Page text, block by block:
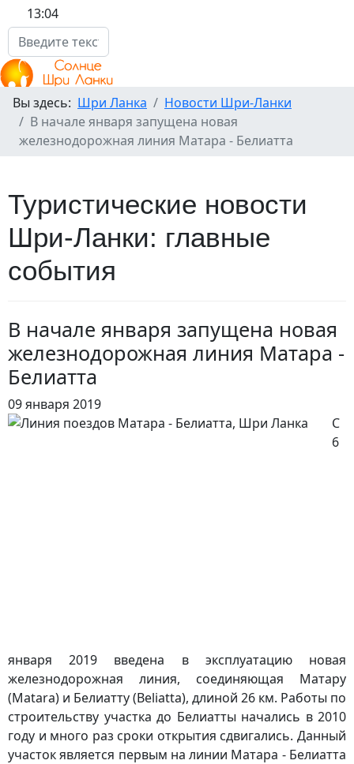
13:04
поиск по сайту
Вы здесь: Шри Ланка
Новости Шри-Ланки
В начале января запущена новая
железнодорожная линия Матара - Белиатта
Туристические новости
Шри-Ланки: главные
события
В начале января запущена новая
железнодорожная линия Матара -
Белиатта
09 января 2019
С
6
января 2019 введена в эксплуатацию новая
железнодорожная линия, соединяющая Матару
(Matara) и Белиатту (Beliatta), длиной 26 км. Работы по
строительству участка до Белиатты начались в 2010
году и много раз сроки открытия сдвигались. Данный
участок является первым на линии Матара - Белиатта